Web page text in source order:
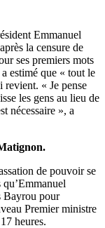
Emmanuel
la censure de
ses premiers mots
estimé que « tout le
« Je pense
les gens au lieu de
nécessaire », a
de pouvoir se
Bayrou pour
Premier ministre
heures.